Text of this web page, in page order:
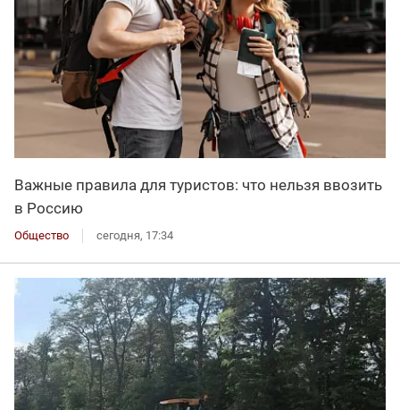
Важные правила для туристов: что нельзя ввозить
в Россию
Общество сегодня, 17:34